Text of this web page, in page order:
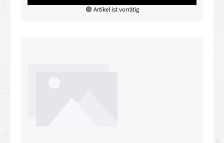
🟢 Artikel ist vorrätig